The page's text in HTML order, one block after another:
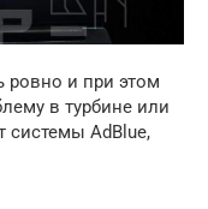
ровно и при этом
в турбине или
системы AdBlue,